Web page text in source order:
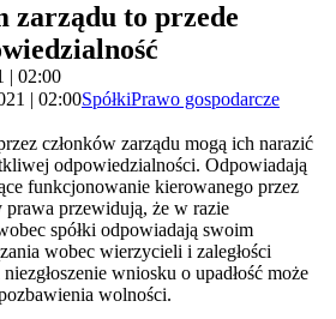
zarządu to przede
| 02:00
| 02:00SpółkiPrawo gospodarcze
członków zarządu mogą ich narazić
odpowiedzialności. Odpowiadają
funkcjonowanie kierowanego przez
prawa przewidują, że w razie
spółki odpowiadają swoim
wobec wierzycieli i zaległości
wniosku o upadłość może
wolności.